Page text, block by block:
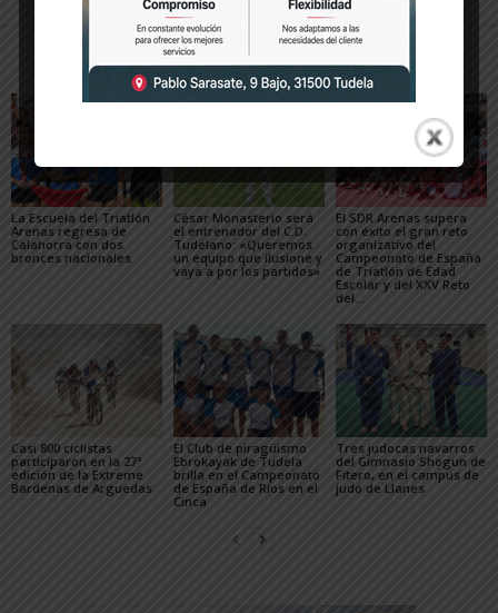
Artículos relacionados
La Escuela del Triatlón
Arenas regresa de
Calahorra con dos
bronces nacionales
César Monasterio será
el entrenador del C.D.
Tudelano: «Queremos
un equipo que ilusione y
vaya a por los partidos»
El SDR Arenas supera
con éxito el gran reto
organizativo del
Campeonato de España
de Triatlón de Edad
Escolar y del XXV Reto
del...
Casi 800 ciclistas
participaron en la 27ª
edición de la Extreme
Bardenas de Arguedas
El Club de piragüismo
Ebrokayak de Tudela
brilla en el Campeonato
de España de Ríos en el
Cinca
Tres judocas navarros
del Gimnasio Shogun de
Fitero, en el campus de
judo de Llanes